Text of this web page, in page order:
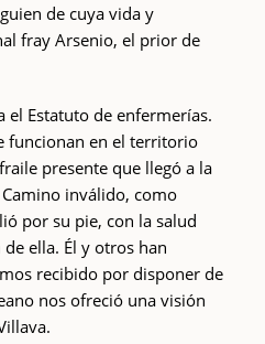
de cuya vida y
fray Arsenio, el prior de
el Estatuto de enfermerías.
funcionan en el territorio
presente que llegó a la
inválido, como
por su pie, con la salud
ella. Él y otros han
recibido por disponer de
nos ofreció una visión